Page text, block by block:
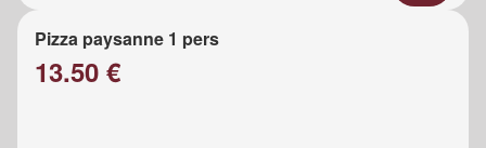
Pizza paysanne 1 pers
13.50 €